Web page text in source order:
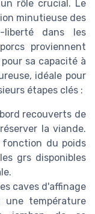
rôle crucial. Le
minutieuse des
liberté dans les
proviennent
sa capacité à
idéale pour
étapes clés :
recouverts de
la viande.
fonction du poids
grs disponibles
caves d'affinage
température